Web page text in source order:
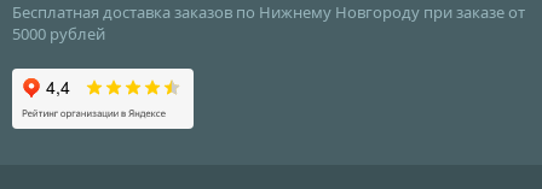
Бесплатная доставка заказов по Нижнему Новгороду при заказе от
5000 рублей